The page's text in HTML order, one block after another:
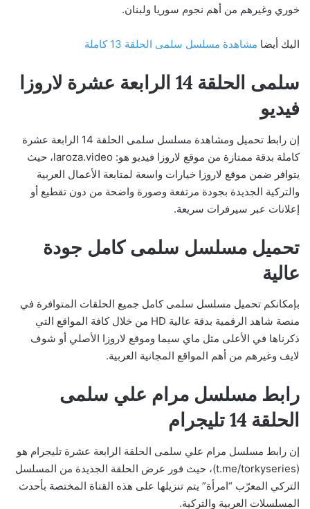
خوري وغيرهم من أهم نجوم سوريا ولبنان.
اليك أيضا مشاهدة مسلسل سلمى الحلقة 13 كاملة
سلمى الحلقة 14 الرابعة عشرة لاروزا
فيديو
إن رابط تحميل ومشاهدة مسلسل سلمى الحلقة 14 الرابعة عشرة
كاملة بدقة ممتازة من موقع لاروزا فيديو هو: laroza.video، حيث
يتوافر ضمن موقع لاروزا خيارات واسعة لمتابعة الأعمال العربية
والتركية الجديدة بجودة مرتفعة وصورة واضحة من دون تقطيع أو
إعلانات عبر سيرفرات سريعة.
تحميل مسلسل سلمى كامل جودة
عالية
بإمكانكم تحميل مسلسل سلمى كامل جميع الحلقات المتوافرة في
منصة شاهد الرقمية بدقة عالية HD من خلال كافة المواقع التي
ذكرناها في الأعلى مثل ماي سيما وموقع لاروزا الأصلي أو شوف
لايف وغيرهم من أهم المواقع المجانية العربية.
رابط مسلسل مرام علي سلمى
الحلقة 14 تليجرام
إن رابط مسلسل مرام علي سلمى الحلقة الرابعة عشرة تليجرام هو
(t.me/torkyseries)، حيث فور عرض الحلقة الجديدة من المسلسل
التركي المعرّب “امرأة” يتم تنزيلها على هذه القناة المختصة بأحدث
المسلسلات العربية والتركية.